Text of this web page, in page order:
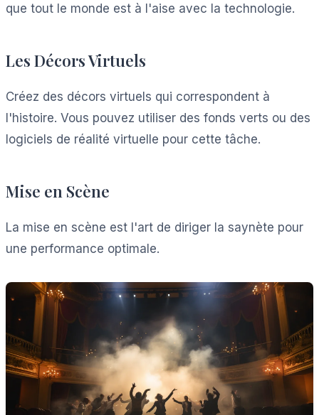
que tout le monde est à l'aise avec la technologie.
Les Décors Virtuels
Créez des décors virtuels qui correspondent à
l'histoire. Vous pouvez utiliser des fonds verts ou des
logiciels de réalité virtuelle pour cette tâche.
Mise en Scène
La mise en scène est l'art de diriger la saynète pour
une performance optimale.